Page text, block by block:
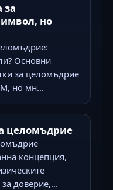
за
но
Основни
за целомъдрие
но мн...
целомъдрие
концепция,
доверие,...